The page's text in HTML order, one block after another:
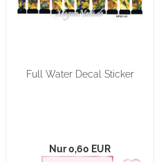
Full Water Decal Sticker
Nur 0,60 EUR